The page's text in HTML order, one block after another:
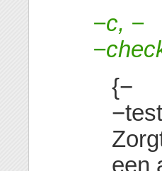
−c, −
{−
een